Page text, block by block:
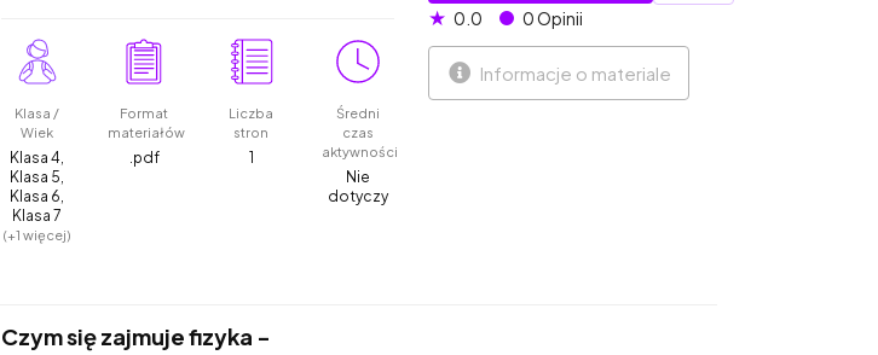
Klasa /
Wiek
Klasa 4,
Klasa 5,
Klasa 6,
Klasa 7
(+1 więcej)
Format
materiałów
.pdf
Liczba
stron
1
Średni
czas
aktywności
Nie
dotyczy
★ 0.0 0 Opinii
Informacje o materiale
Czym się zajmuje fizyka -